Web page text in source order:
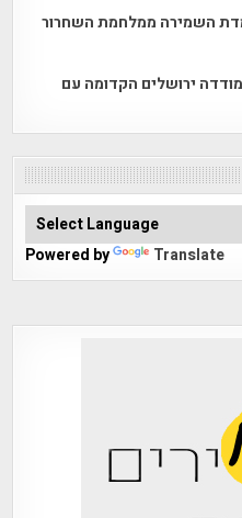
השמירה ממלחמת השחרור
ירושלים הקדומה עם
Powered by Translate